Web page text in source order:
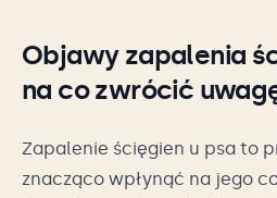
Objawy zapalenia
na co zwrócić
Zapalenie ścięgien u psa to
znacząco wpłynąć na jego